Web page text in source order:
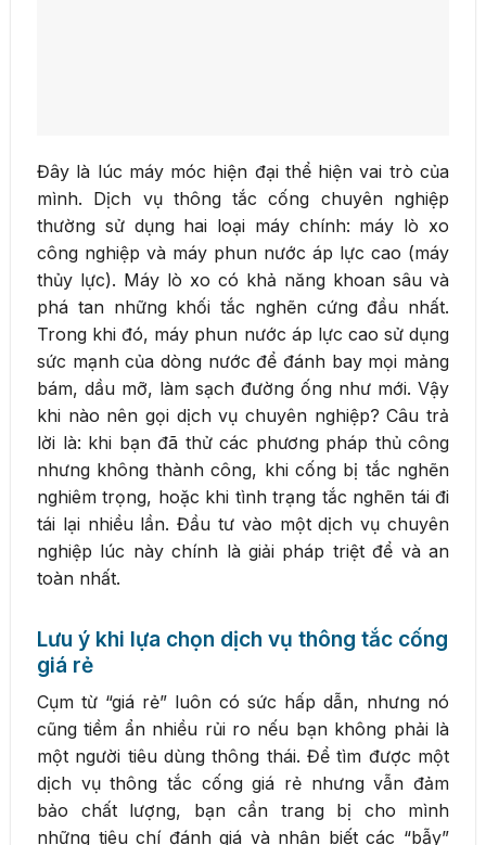
Đây là lúc máy móc hiện đại thể hiện vai trò của
mình. Dịch vụ thông tắc cống chuyên nghiệp
thường sử dụng hai loại máy chính: máy lò xo
công nghiệp và máy phun nước áp lực cao (máy
thủy lực). Máy lò xo có khả năng khoan sâu và
phá tan những khối tắc nghẽn cứng đầu nhất.
Trong khi đó, máy phun nước áp lực cao sử dụng
sức mạnh của dòng nước để đánh bay mọi mảng
bám, dầu mỡ, làm sạch đường ống như mới. Vậy
khi nào nên gọi dịch vụ chuyên nghiệp? Câu trả
lời là: khi bạn đã thử các phương pháp thủ công
nhưng không thành công, khi cống bị tắc nghẽn
nghiêm trọng, hoặc khi tình trạng tắc nghẽn tái đi
tái lại nhiều lần. Đầu tư vào một dịch vụ chuyên
nghiệp lúc này chính là giải pháp triệt để và an
toàn nhất.
Lưu ý khi lựa chọn dịch vụ thông tắc cống
giá rẻ
Cụm từ “giá rẻ” luôn có sức hấp dẫn, nhưng nó
cũng tiềm ẩn nhiều rủi ro nếu bạn không phải là
một người tiêu dùng thông thái. Để tìm được một
dịch vụ thông tắc cống giá rẻ nhưng vẫn đảm
bảo chất lượng, bạn cần trang bị cho mình
những tiêu chí đánh giá và nhận biết các “bẫy”